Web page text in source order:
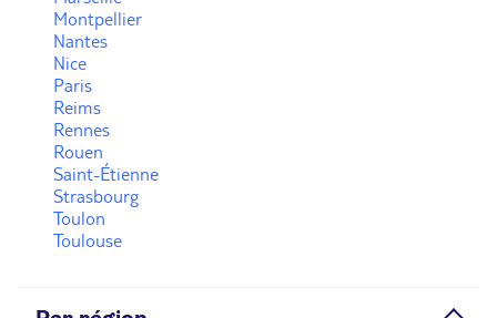
Montpellier
Nantes
Nice
Paris
Reims
Rennes
Rouen
Saint-Étienne
Strasbourg
Toulon
Toulouse